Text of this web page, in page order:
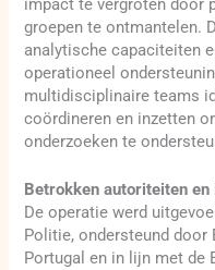
impact te vergroten door
groepen te ontmantelen.
analytische capaciteiten
operationeel
multidisciplinaire teams
coördineren en inzetten
onderzoeken te
Betrokken autoriteiten
De operatie werd
Politie, ondersteund
Portugal en in lijn met de